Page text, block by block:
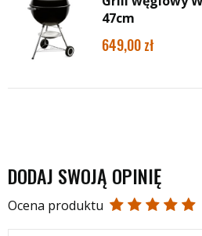
47cm
649,00
DODAJ SWOJĄ OPINIĘ
Ocena produktu